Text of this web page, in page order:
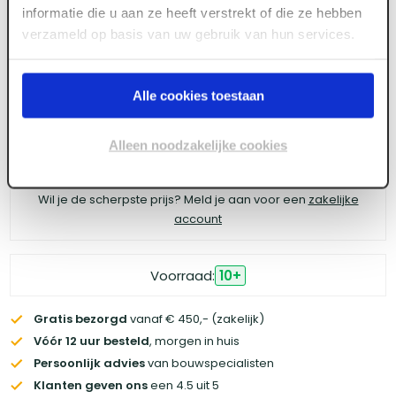
informatie die u aan ze heeft verstrekt of die ze hebben
verzameld op basis van uw gebruik van hun services.
Alle cookies toestaan
Alleen noodzakelijke cookies
Meld je aan of maak een account aan om toegang
Log in voor prijzen
Wil je de scherpste prijs? Meld je aan voor een zakelijke
account
Voorraad: 10+
Gratis bezorgd vanaf € 450,- (zakelijk)
Vóór 12 uur besteld, morgen in huis
Persoonlijk adviesvan bouwspecialisten
Klanten geven onseen 4.5 uit 5